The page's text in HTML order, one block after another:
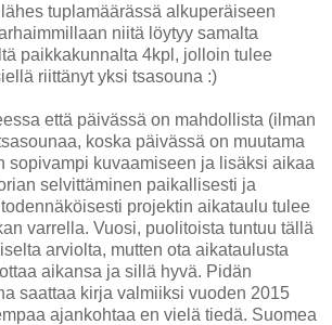
tuplamäärässä alkuperäiseen
niitä löytyy samalta
paikkakunnalta 4kpl, jolloin tulee
riittänyt yksi tsasouna :)
että päivässä on mahdollista (ilman
koska päivässä on muutama
sopivampi kuvaamiseen ja lisäksi aikaa
selvittäminen paikallisesti ja
projektin aikataulu tulee
varrella. Vuosi, puolitoista tuntuu tällä
arviolta, mutten ota aikataulusta
aikansa ja sillä hyvä. Pidän
saattaa kirja valmiiksi vuoden 2015
ajankohtaa en vielä tiedä. Suomea